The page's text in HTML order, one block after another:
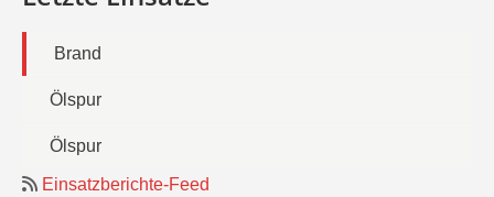
Brand
Ölspur
Ölspur
Einsatzberichte-Feed